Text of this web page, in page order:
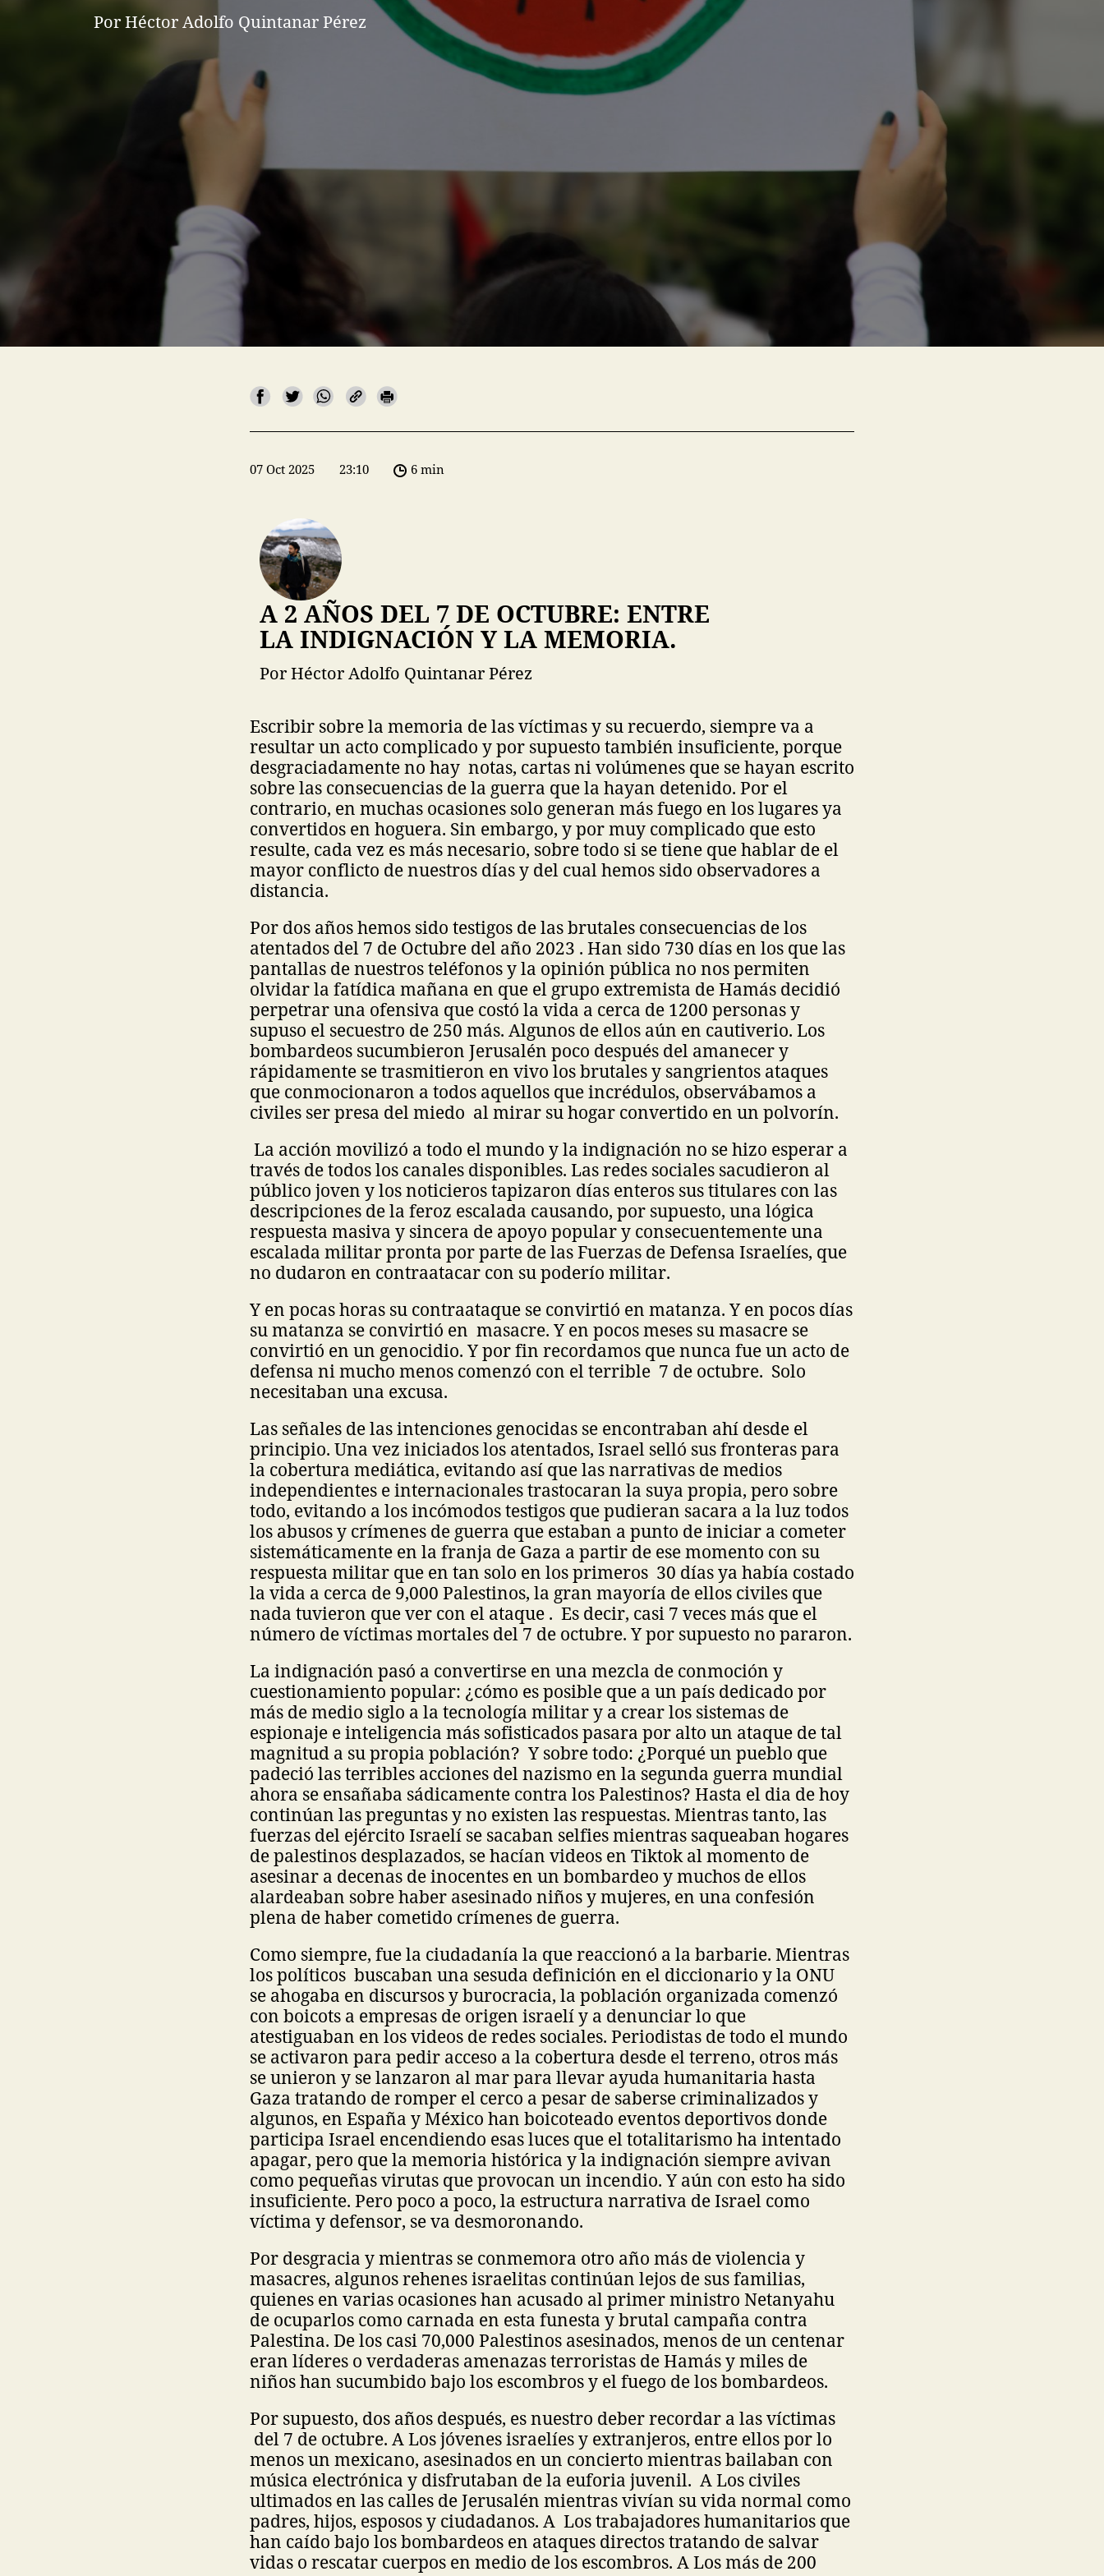
Por Héctor Adolfo Quintanar Pérez
07 Oct 2025 23:10 6 min
A 2 AÑOS DEL 7 DE OCTUBRE: ENTRE
LA INDIGNACIÓN Y LA MEMORIA.
Por Héctor Adolfo Quintanar Pérez
Escribir sobre la memoria de las víctimas y su recuerdo, siempre va a
resultar un acto complicado y por supuesto también insuficiente, porque
desgraciadamente no hay notas, cartas ni volúmenes que se hayan escrito
sobre las consecuencias de la guerra que la hayan detenido. Por el
contrario, en muchas ocasiones solo generan más fuego en los lugares ya
convertidos en hoguera. Sin embargo, y por muy complicado que esto
resulte, cada vez es más necesario, sobre todo si se tiene que hablar de el
mayor conflicto de nuestros días y del cual hemos sido observadores a
distancia.
Por dos años hemos sido testigos de las brutales consecuencias de los
atentados del 7 de Octubre del año 2023 . Han sido 730 días en los que las
pantallas de nuestros teléfonos y la opinión pública no nos permiten
olvidar la fatídica mañana en que el grupo extremista de Hamás decidió
perpetrar una ofensiva que costó la vida a cerca de 1200 personas y
supuso el secuestro de 250 más. Algunos de ellos aún en cautiverio. Los
bombardeos sucumbieron Jerusalén poco después del amanecer y
rápidamente se trasmitieron en vivo los brutales y sangrientos ataques
que conmocionaron a todos aquellos que incrédulos, observábamos a
civiles ser presa del miedo al mirar su hogar convertido en un polvorín.
La acción movilizó a todo el mundo y la indignación no se hizo esperar a
través de todos los canales disponibles. Las redes sociales sacudieron al
público joven y los noticieros tapizaron días enteros sus titulares con las
descripciones de la feroz escalada causando, por supuesto, una lógica
respuesta masiva y sincera de apoyo popular y consecuentemente una
escalada militar pronta por parte de las Fuerzas de Defensa Israelíes, que
no dudaron en contraatacar con su poderío militar.
Y en pocas horas su contraataque se convirtió en matanza. Y en pocos días
su matanza se convirtió en masacre. Y en pocos meses su masacre se
convirtió en un genocidio. Y por fin recordamos que nunca fue un acto de
defensa ni mucho menos comenzó con el terrible 7 de octubre. Solo
necesitaban una excusa.
Las señales de las intenciones genocidas se encontraban ahí desde el
principio. Una vez iniciados los atentados, Israel selló sus fronteras para
la cobertura mediática, evitando así que las narrativas de medios
independientes e internacionales trastocaran la suya propia, pero sobre
todo, evitando a los incómodos testigos que pudieran sacara a la luz todos
los abusos y crímenes de guerra que estaban a punto de iniciar a cometer
sistemáticamente en la franja de Gaza a partir de ese momento con su
respuesta militar que en tan solo en los primeros 30 días ya había costado
la vida a cerca de 9,000 Palestinos, la gran mayoría de ellos civiles que
nada tuvieron que ver con el ataque . Es decir, casi 7 veces más que el
número de víctimas mortales del 7 de octubre. Y por supuesto no pararon.
La indignación pasó a convertirse en una mezcla de conmoción y
cuestionamiento popular: ¿cómo es posible que a un país dedicado por
más de medio siglo a la tecnología militar y a crear los sistemas de
espionaje e inteligencia más sofisticados pasara por alto un ataque de tal
magnitud a su propia población? Y sobre todo: ¿Porqué un pueblo que
padeció las terribles acciones del nazismo en la segunda guerra mundial
ahora se ensañaba sádicamente contra los Palestinos? Hasta el dia de hoy
continúan las preguntas y no existen las respuestas. Mientras tanto, las
fuerzas del ejército Israelí se sacaban selfies mientras saqueaban hogares
de palestinos desplazados, se hacían videos en Tiktok al momento de
asesinar a decenas de inocentes en un bombardeo y muchos de ellos
alardeaban sobre haber asesinado niños y mujeres, en una confesión
plena de haber cometido crímenes de guerra.
Como siempre, fue la ciudadanía la que reaccionó a la barbarie. Mientras
los políticos buscaban una sesuda definición en el diccionario y la ONU
se ahogaba en discursos y burocracia, la población organizada comenzó
con boicots a empresas de origen israelí y a denunciar lo que
atestiguaban en los videos de redes sociales. Periodistas de todo el mundo
se activaron para pedir acceso a la cobertura desde el terreno, otros más
se unieron y se lanzaron al mar para llevar ayuda humanitaria hasta
Gaza tratando de romper el cerco a pesar de saberse criminalizados y
algunos, en España y México han boicoteado eventos deportivos donde
participa Israel encendiendo esas luces que el totalitarismo ha intentado
apagar, pero que la memoria histórica y la indignación siempre avivan
como pequeñas virutas que provocan un incendio. Y aún con esto ha sido
insuficiente. Pero poco a poco, la estructura narrativa de Israel como
víctima y defensor, se va desmoronando.
Por desgracia y mientras se conmemora otro año más de violencia y
masacres, algunos rehenes israelitas continúan lejos de sus familias,
quienes en varias ocasiones han acusado al primer ministro Netanyahu
de ocuparlos como carnada en esta funesta y brutal campaña contra
Palestina. De los casi 70,000 Palestinos asesinados, menos de un centenar
eran líderes o verdaderas amenazas terroristas de Hamás y miles de
niños han sucumbido bajo los escombros y el fuego de los bombardeos.
Por supuesto, dos años después, es nuestro deber recordar a las víctimas
del 7 de octubre. A Los jóvenes israelíes y extranjeros, entre ellos por lo
menos un mexicano, asesinados en un concierto mientras bailaban con
música electrónica y disfrutaban de la euforia juvenil. A Los civiles
ultimados en las calles de Jerusalén mientras vivían su vida normal como
padres, hijos, esposos y ciudadanos. A Los trabajadores humanitarios que
han caído bajo los bombardeos en ataques directos tratando de salvar
vidas o rescatar cuerpos en medio de los escombros. A Los más de 200